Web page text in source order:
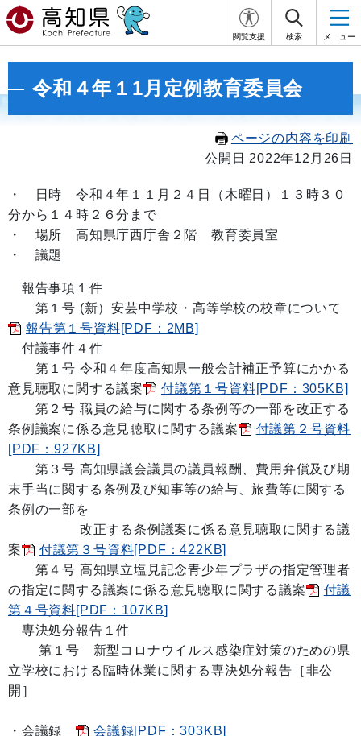
閲覧支援 検索 メニュー
令和４年１1月定例教育委員会
ページの内容を印刷
公開日 2022年12月26日
・ 日時 令和４年１１月２４日
（木曜日）１３時３０
分から１４ 時２６分まで
・ 場所 高知県庁西庁舎２階 教育委員室
・ 議題
報告事項１件
第１号 (新）安芸中学校・高等学校の校章について
報告第１号資料[PDF：2MB]
付議事件４件
第１号 令和４年度高知県一般会計補正予算にかかる
意見聴取に関する議案
付議第１号資料[PDF：305KB]
第２号 職員の給与に関する条例等の一部を改正する
条例議案に係る意見聴取に関する議案
付議第２号資料
[PDF：927KB]
第３号 高知県議会議員の議員報酬、費用弁償及び期
末手当に関する条例及び知事等の給与、旅費等に関する
条例の一部を
改正する条例議案に係る意見聴取に関する議
案
付議第３号資料[PDF：422KB]
第４号 高知県立塩見記念青少年プラザの指定管理者
の指定に関する議案に係る意見聴取に関する議案
付議
第４号資料[PDF：107KB]
専決処分報告１件
第１号 新型コロナウイルス感染症対策のための県
立学校における臨時休業に関する専決処分報告［非公
開］
・会議録 会議録[PDF：303KB]